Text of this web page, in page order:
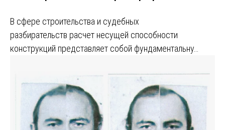
В сфере строительства и судебных
разбирательств расчет несущей способности
конструкций представляет собой фундаментальну…